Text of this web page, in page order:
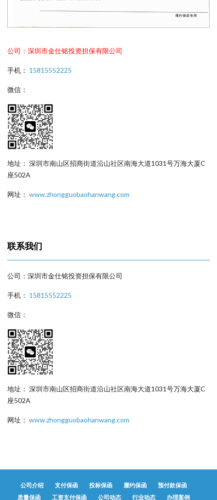
公司：深圳市金仕铭投资担保有限公司
手机： 15815552225
微信：
地址： 深圳市南山区招商街道沿山社区南海大道1031号万海大厦C
座502A
网址： www.zhongguobaohanwang.com
联系我们
公司：深圳市金仕铭投资担保有限公司
手机： 15815552225
微信：
地址： 深圳市南山区招商街道沿山社区南海大道1031号万海大厦C
座502A
网址： www.zhongguobaohanwang.com
公司介绍 支付保函 投标保函 履约保函
预付款保函
质量保函
工资支付保函 公司动态 行业动态 办理案例